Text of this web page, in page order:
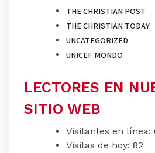
THE CHRISTIAN POST
THE CHRISTIAN TODAY
UNCATEGORIZED
UNICEF MONDO
LECTORES EN
SITIO WEB
Visitantes en línea:
Visitas de hoy: 82